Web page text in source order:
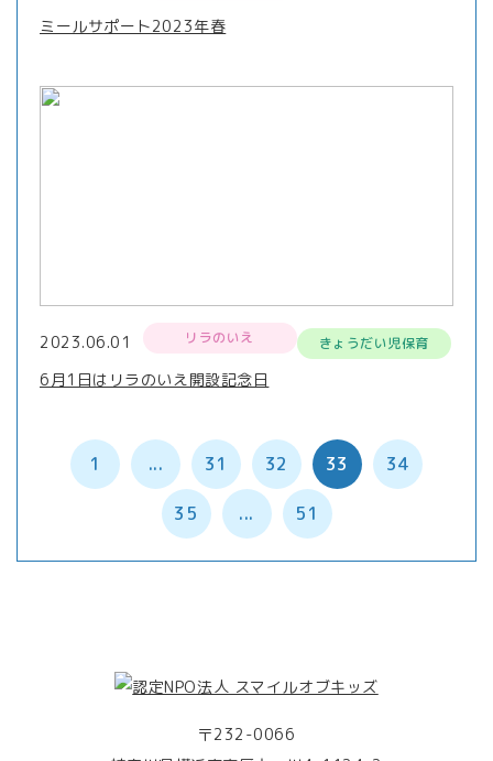
ミールサポート2023年春
2023.06.01 リラのいえ きょうだい児保育
6月1日はリラのいえ開設記念日
1 ... 31 32 33 34
35 ... 51
〒232-0066